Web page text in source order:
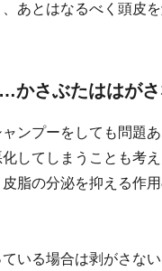
あとはなるべく頭皮
かさぶたははが
ンプーをしても問題
してしまうことも考
脂の分泌を抑える作
いる場合は剥がさな